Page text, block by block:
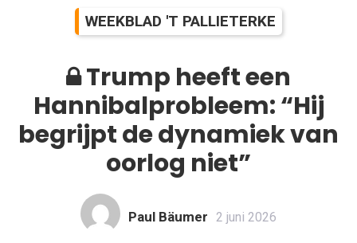
WEEKBLAD 'T PALLIETERKE
Trump heeft een
Hannibalprobleem: “Hij
begrijpt de dynamiek van
oorlog niet”
Paul Bäumer 2 juni 2026